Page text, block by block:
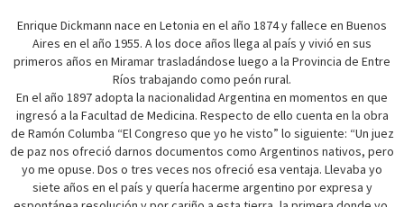
Enrique Dickmann nace en Letonia en el año 1874 y fallece en Buenos
Aires en el año 1955. A los doce años llega al país y vivió en sus
primeros años en Miramar trasladándose luego a la Provincia de Entre
Ríos trabajando como peón rural.
En el año 1897 adopta la nacionalidad Argentina en momentos en que
ingresó a la Facultad de Medicina. Respecto de ello cuenta en la obra
de Ramón Columba “El Congreso que yo he visto” lo siguiente: “Un juez
de paz nos ofreció darnos documentos como Argentinos nativos, pero
yo me opuse. Dos o tres veces nos ofreció esa ventaja. Llevaba yo
siete años en el país y quería hacerme argentino por expresa y